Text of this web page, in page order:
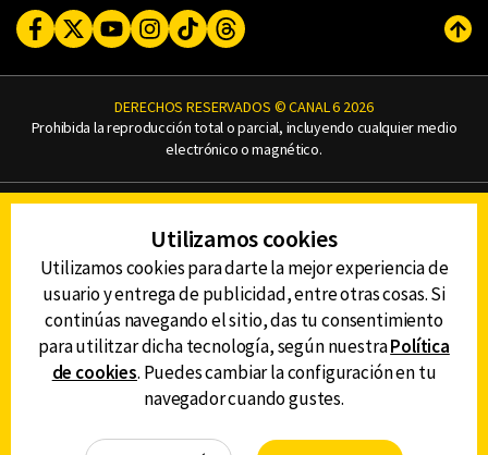
FacebookTwitterYoutubeInstagram
TikTokThreads
DERECHOS RESERVADOS © CANAL 6 2026
Prohibida la reproducción total o parcial, incluyendo cualquier medio
electrónico o magnético.
AVISO DE PRIVACIDAD
AVISO LEGAL
DEFENSORÍA DE LAS AUDIENCIAS
DESCARGA LA APP DE CANAL 6
Utilizamos cookies
Utilizamos cookies para darte la mejor experiencia de
usuario y entrega de publicidad, entre otras cosas. Si
continúas navegando el sitio, das tu consentimiento
para utilitzar dicha tecnología, según nuestraPolítica
de cookies. Puedes cambiar la configuración en tu
navegador cuando gustes.